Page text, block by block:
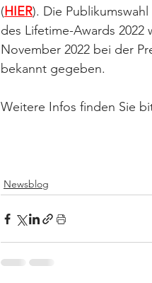
(HIER). Die
des Lifetime-Awards
November 2022 bei der
bekannt gegeben.
Weitere Infos finden Sie
Newsblog